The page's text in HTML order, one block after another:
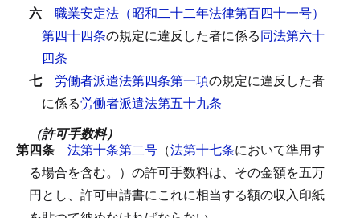
六 職業安定法（昭和二十二年法律第百四十一号）
第四十四条の規定に違反した者に係る同法第六十
四条
七 労働者派遣法第四条第一項の規定に違反した者
に係る労働者派遣法第五十九条
（許可手数料）
第四条 法第十条第二号 （法第十七条において準用す
る場合を含む。）の許可手数料は、その金額を五万
円とし、許可申請書にこれに相当する額の収入印紙